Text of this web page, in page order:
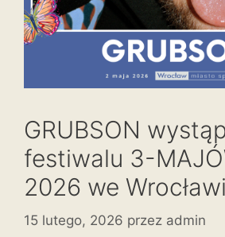
GRUBSON
festiwalu 3-
2026 we
15 lutego, 2026 przez admin